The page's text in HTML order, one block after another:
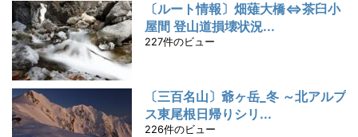
〔ルート情報〕畑薙大橋⇔茶臼小
屋間 登山道損壊状況...
227件のビュー
〔三百名山〕爺ヶ岳_冬 ～北アルプ
ス東尾根日帰りシリ...
226件のビュー